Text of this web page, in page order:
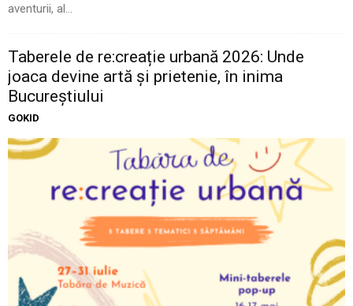
aventurii, al...
Taberele de re:creație urbană 2026: Unde
joaca devine artă și prietenie, în inima
Bucureștiului
GOKID